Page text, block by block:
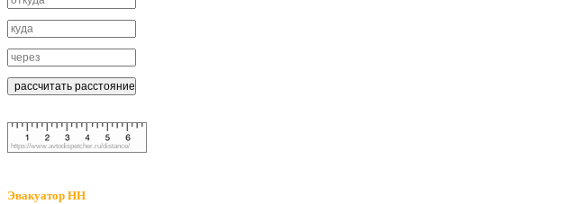
https://www.avtodispetcher.ru/distance/
Эвакуатор НН